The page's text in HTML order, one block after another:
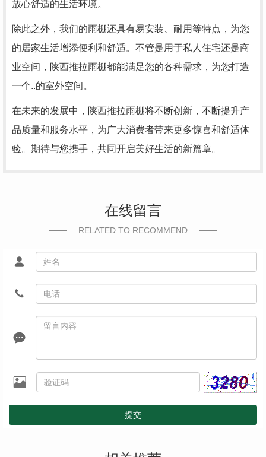
放心舒适的生活环境。
除此之外，我们的雨棚还具有易安装、耐用等特点，为您
的居家生活增添便利和舒适。不管是用于私人住宅还是商
业空间，陕西推拉雨棚都能满足您的各种需求，为您打造
一个..的室外空间。
在未来的发展中，陕西推拉雨棚将不断创新，不断提升产
品质量和服务水平，为广大消费者带来更多惊喜和舒适体
验。期待与您携手，共同开启美好生活的新篇章。
在线留言
RELATED TO RECOMMEND
提交